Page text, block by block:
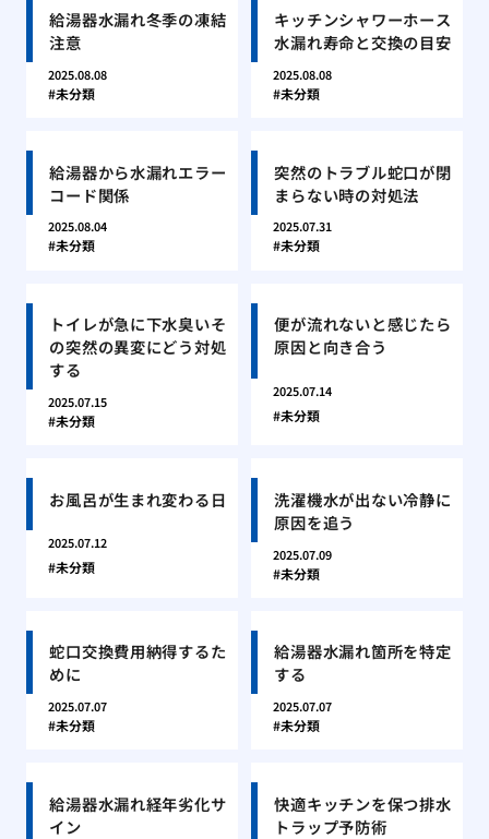
給湯器水漏れ冬季の凍結
注意
2025.08.08
未分類
キッチンシャワーホース
水漏れ寿命と交換の目安
2025.08.08
未分類
給湯器から水漏れエラー
コード関係
2025.08.04
未分類
突然のトラブル蛇口が閉
まらない時の対処法
2025.07.31
未分類
トイレが急に下水臭いそ
の突然の異変にどう対処
する
2025.07.15
未分類
便が流れないと感じたら
原因と向き合う
2025.07.14
未分類
お風呂が生まれ変わる日
2025.07.12
未分類
洗濯機水が出ない冷静に
原因を追う
2025.07.09
未分類
蛇口交換費用納得するた
めに
2025.07.07
未分類
給湯器水漏れ箇所を特定
する
2025.07.07
未分類
給湯器水漏れ経年劣化サ
イン
快適キッチンを保つ排水
トラップ予防術